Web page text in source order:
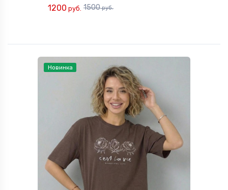
1200 руб. 1500руб.
Новинка